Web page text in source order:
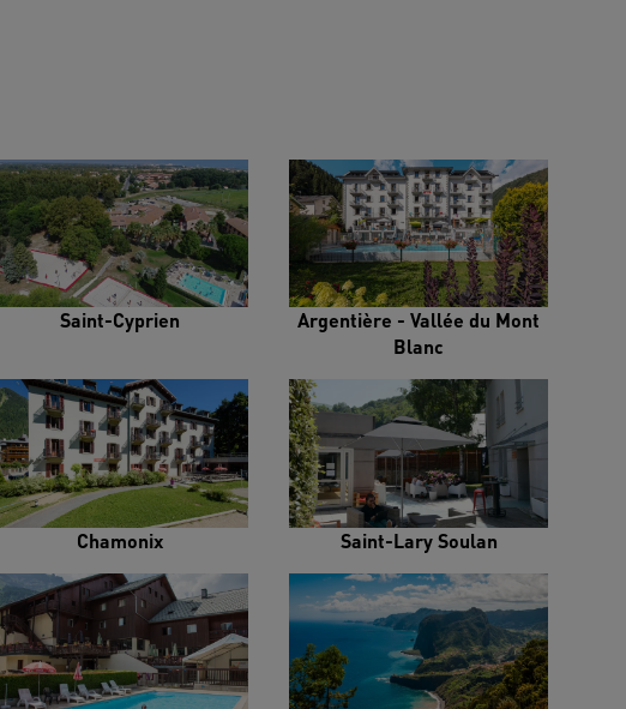
Saint-Cyprien
Argentière - Vallée du Mont
Blanc
Chamonix Saint-Lary Soulan